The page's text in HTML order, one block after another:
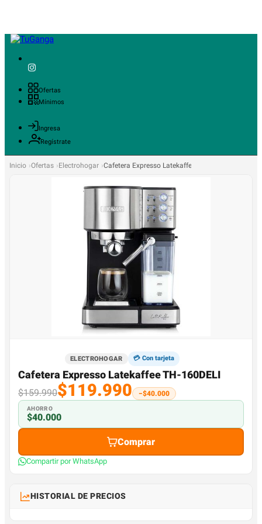
Ofertas
Mínimos
Ingresa
Regístrate
Inicio Ofertas Electrohogar Cafetera Expresso Latekaffee TH-160DELI
ELECTROHOGAR 💳 Con tarjeta
Cafetera Expresso Latekaffee TH-160DELI
$159.990$119.990 −$40.000
AHORRO
$40.000
Comprar
Compartir por WhatsApp
HISTORIAL DE PRECIOS